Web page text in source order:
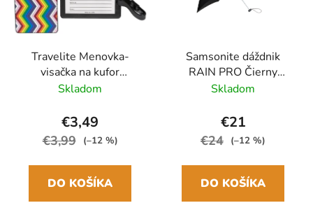
Travelite Menovka-
visačka na kufor
Multicolor Waves
Skladom
€3,49
€3,99 (–12 %)
DO KOŠÍKA
Samsonite dáždnik
RAIN PRO Čierny
skladací manuálny
Skladom
€21
€24 (–12 %)
DO KOŠÍKA